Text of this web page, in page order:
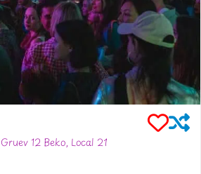
12 Beko, Local 21